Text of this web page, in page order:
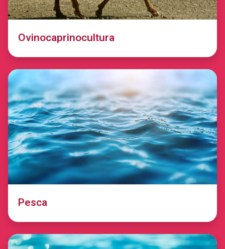
Ovinocaprinocultura
Pesca